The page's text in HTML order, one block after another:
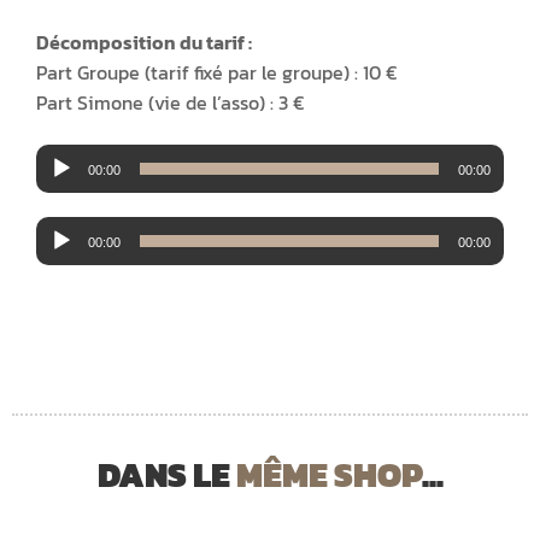
Décomposition du tarif :
Part Groupe (tarif fixé par le groupe) : 10 €
Part Simone (vie de l’asso) : 3 €
Lecteur
audio
00:00 00:00
Lecteur
audio
00:00 00:00
DANS LEMÊME SHOP...